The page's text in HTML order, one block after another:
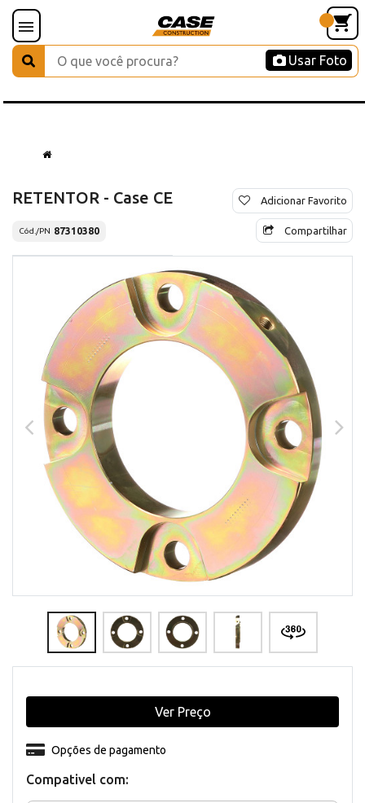
Usar Foto
RETENTOR - Case CE
Cód./PN 87310380
Adicionar Favorito
Compartilhar
Compativel com:
Opções de pagamento
Ver Preço